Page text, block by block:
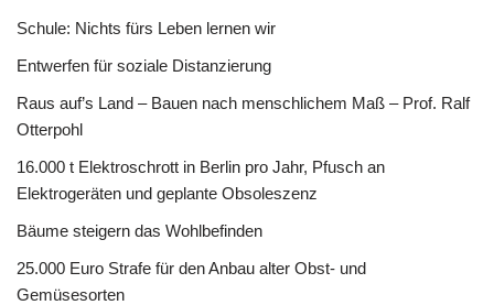
Schule: Nichts fürs Leben lernen wir
Entwerfen für soziale Distanzierung
Raus auf’s Land – Bauen nach menschlichem Maß – Prof. Ralf
Otterpohl
16.000 t Elektroschrott in Berlin pro Jahr, Pfusch an
Elektrogeräten und geplante Obsoleszenz
Bäume steigern das Wohlbefinden
25.000 Euro Strafe für den Anbau alter Obst- und
Gemüsesorten